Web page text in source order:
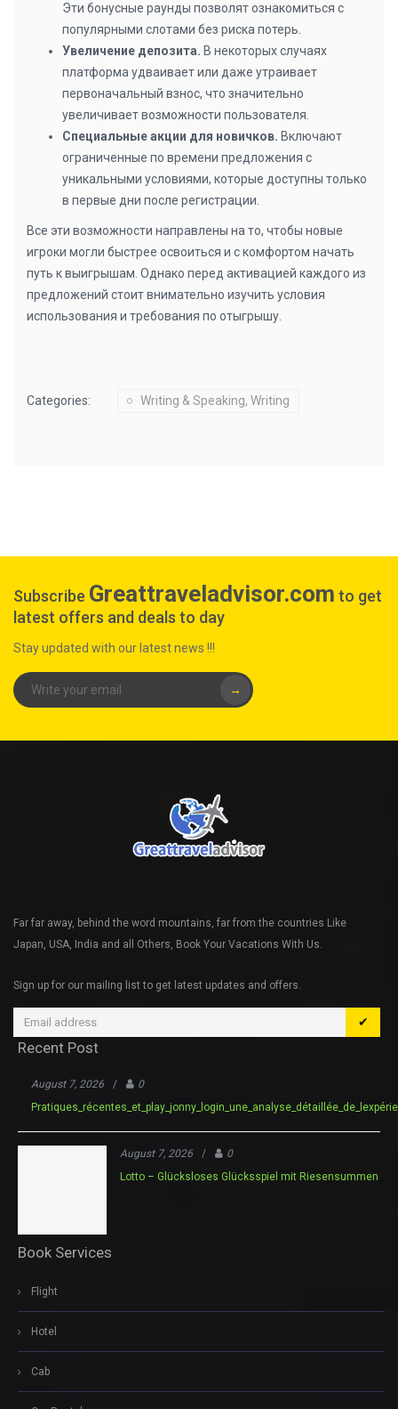
Эти бонусные раунды позволят ознакомиться с
популярными слотами без риска потерь.
Увеличение депозита. В некоторых случаях
платформа удваивает или даже утраивает
первоначальный взнос, что значительно
увеличивает возможности пользователя.
Специальные акции для новичков. Включают
ограниченные по времени предложения с
уникальными условиями, которые доступны только
в первые дни после регистрации.
Все эти возможности направлены на то, чтобы новые
игроки могли быстрее освоиться и с комфортом начать
путь к выигрышам. Однако перед активацией каждого из
предложений стоит внимательно изучить условия
использования и требования по отыгрышу.
Categories: Writing & Speaking, Writing
Subscribe Greattraveladvisor.com to get
latest offers and deals to day
Stay updated with our latest news !!!
→
Far far away, behind the word mountains, far from the countries Like
Japan, USA, India and all Others, Book Your Vacations With Us.
Sign up for our mailing list to get latest updates and offers.
✔
Recent Post
August 7, 2026 /
0
August 7, 2026 /
0
Lotto – Glücksloses Glücksspiel mit Riesensummen
Book Services
Flight
Hotel
Cab